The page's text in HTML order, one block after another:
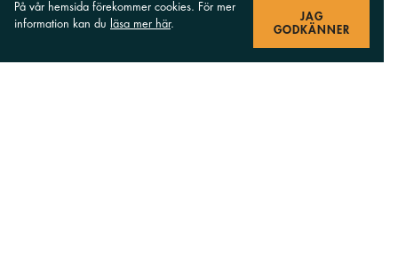
På vår hemsida förekommer cookies. För mer
information kan du
läsa mer här.
JAG
GODKÄNNER